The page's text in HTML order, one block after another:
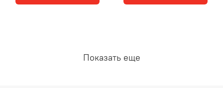
Показать еще